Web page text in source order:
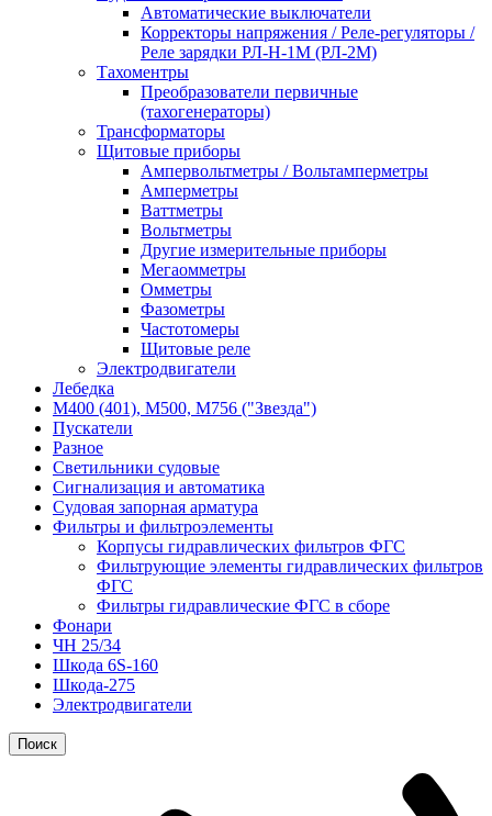
Автоматические выключатели
Корректоры напряжения / Реле-регуляторы /
Реле зарядки РЛ-Н-1М (РЛ-2М)
Тахоментры
Преобразователи первичные
(тахогенераторы)
Трансформаторы
Щитовые приборы
Ампервольтметры / Вольтамперметры
Амперметры
Ваттметры
Вольтметры
Другие измерительные приборы
Мегаомметры
Омметры
Фазометры
Частотомеры
Щитовые реле
Электродвигатели
Лебедка
М400 (401), М500, М756 ("Звезда")
Пускатели
Разное
Светильники судовые
Сигнализация и автоматика
Судовая запорная арматура
Фильтры и фильтроэлементы
Корпусы гидравлических фильтров ФГС
Фильтрующие элементы гидравлических фильтров
ФГС
Фильтры гидравлические ФГС в сборе
Фонари
ЧН 25/34
Шкода 6S-160
Шкода-275
Электродвигатели
Поиск